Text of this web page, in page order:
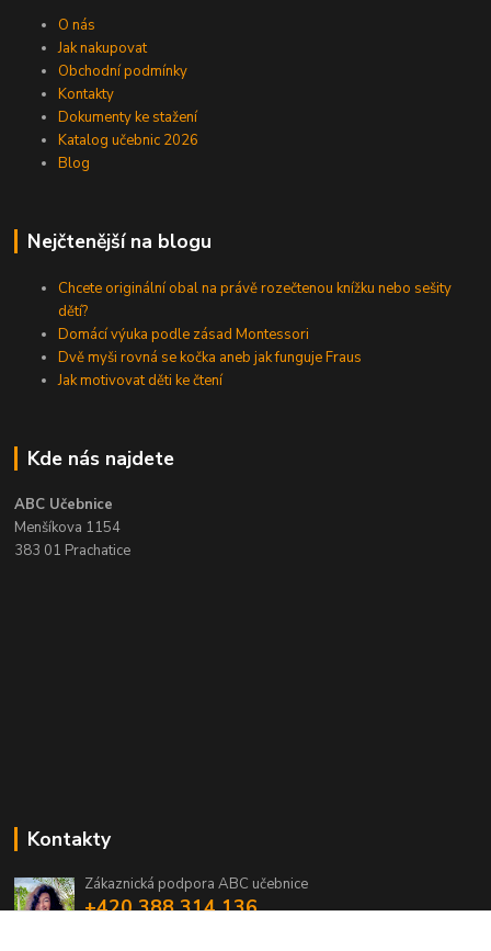
O nás
Jak nakupovat
Obchodní podmínky
Kontakty
Dokumenty ke stažení
Katalog učebnic 2026
Blog
Nejčtenější na blogu
Chcete originální obal na právě rozečtenou knížku nebo sešity
dětí?
Domácí výuka podle zásad Montessori
Dvě myši rovná se kočka aneb jak funguje Fraus
Jak motivovat děti ke čtení
Kde nás najdete
ABC Učebnice
Menšíkova 1154
383 01 Prachatice
Kontakty
Zákaznická podpora ABC učebnice
+420 388 314 136